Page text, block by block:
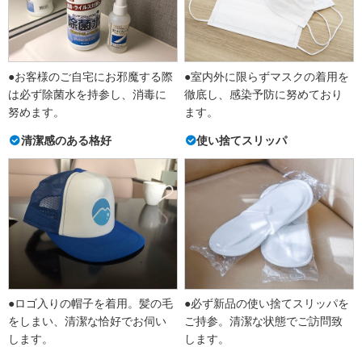
●お客様のご自宅にお邪魔する際
は必ず除菌水を持参し、消毒に
努めます。
●室内外に限らずマスクの着用を
徹底し、感染予防に努めており
ます。
清潔感のある格好
●ロゴ入りの帽子を着用。髪の毛
をしまい、清潔な恰好でお伺い
します。
使い捨てスリッパ
●必ず新品の使い捨てスリッパを
ご持参。清潔な状態でご訪問致
します。